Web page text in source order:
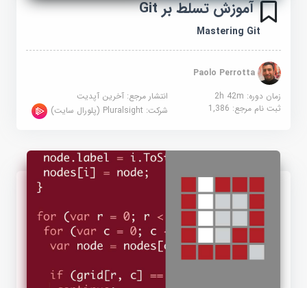
آموزش تسلط بر Git
Mastering Git
Paolo Perrotta
زمان دوره: 2h 42m
انتشار مرجع:آخرین آپدیت
ثبت نام مرجع:1,386 شرکت:Pluralsight (پلورال سایت)